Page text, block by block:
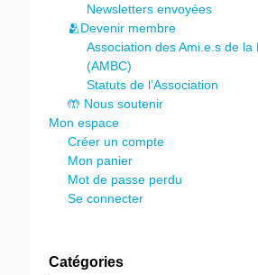
Newsletters envoyées
🫂Devenir membre
Association des Ami.e.s de la
(AMBC)
Statuts de l’Association
🤲 Nous soutenir
Mon espace
Créer un compte
Mon panier
Mot de passe perdu
Se connecter
Catégories